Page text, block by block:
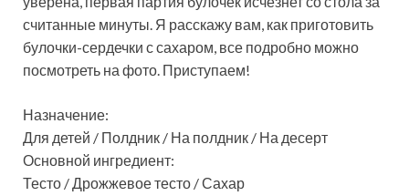
считанные минуты. Я расскажу вам, как приготовить
булочки-сердечки с сахаром, все подробно можно
посмотреть на фото. Приступаем!
Назначение:
Для детей / Полдник / На полдник / На десерт
Основной ингредиент:
Тесто / Дрожжевое тесто / Сахар